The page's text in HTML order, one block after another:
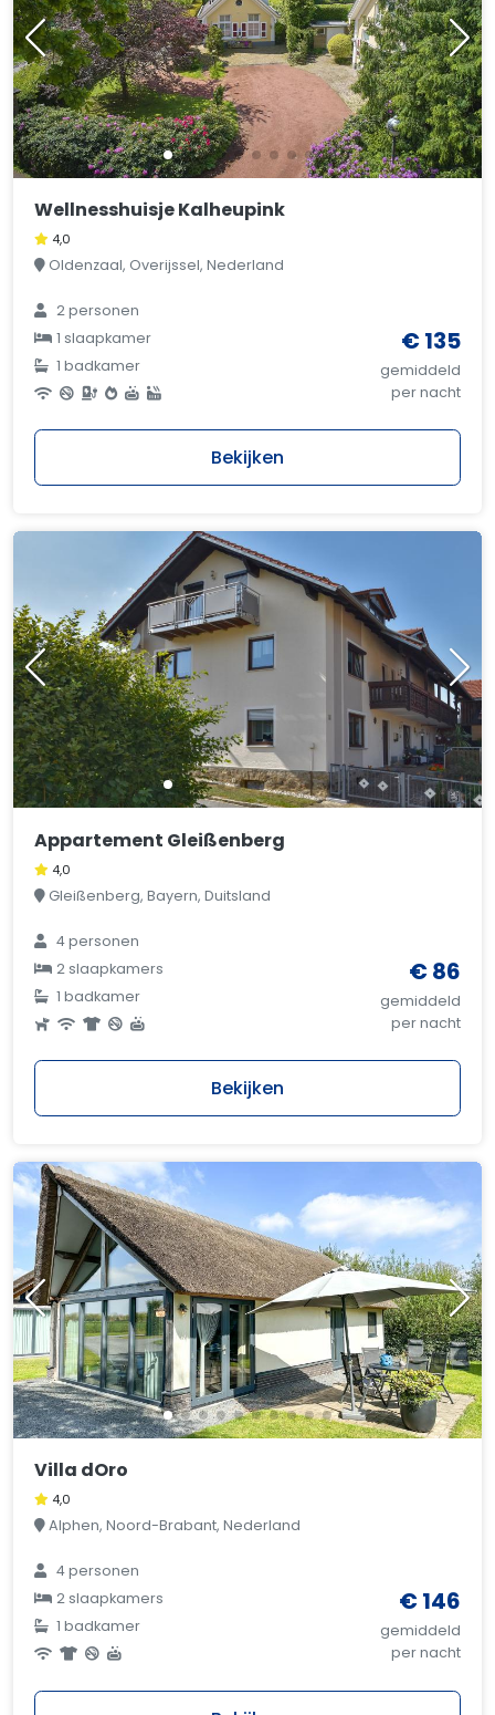
Wellnesshuisje Kalheupink
4,0
Oldenzaal, Overijssel, Nederland
2 personen
1 slaapkamer
1 badkamer
€ 135
gemiddeld
per nacht
Bekijken
Appartement Gleißenberg
4,0
Gleißenberg, Bayern, Duitsland
4 personen
2 slaapkamers
1 badkamer
€ 86
gemiddeld
per nacht
Bekijken
Villa dOro
4,0
Alphen, Noord-Brabant, Nederland
4 personen
2 slaapkamers
1 badkamer
€ 146
gemiddeld
per nacht